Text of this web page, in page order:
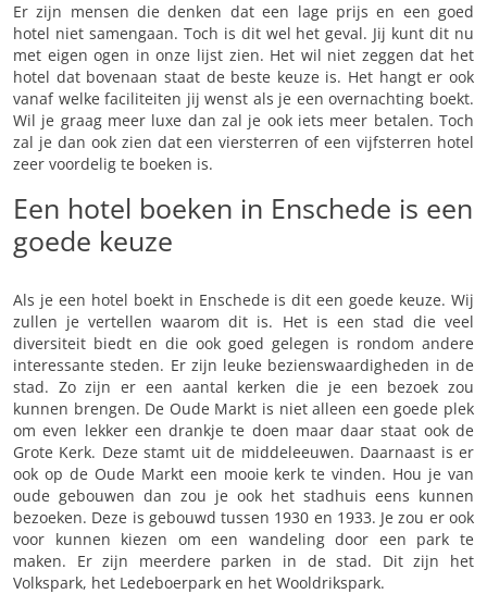
Er zijn mensen die denken dat een lage prijs en een goed
hotel niet samengaan. Toch is dit wel het geval. Jij kunt dit nu
met eigen ogen in onze lijst zien. Het wil niet zeggen dat het
hotel dat bovenaan staat de beste keuze is. Het hangt er ook
vanaf welke faciliteiten jij wenst als je een overnachting boekt.
Wil je graag meer luxe dan zal je ook iets meer betalen. Toch
zal je dan ook zien dat een viersterren of een vijfsterren hotel
zeer voordelig te boeken is.
Een hotel boeken in Enschede is een
goede keuze
Als je een hotel boekt in Enschede is dit een goede keuze. Wij
zullen je vertellen waarom dit is. Het is een stad die veel
diversiteit biedt en die ook goed gelegen is rondom andere
interessante steden. Er zijn leuke bezienswaardigheden in de
stad. Zo zijn er een aantal kerken die je een bezoek zou
kunnen brengen. De Oude Markt is niet alleen een goede plek
om even lekker een drankje te doen maar daar staat ook de
Grote Kerk. Deze stamt uit de middeleeuwen. Daarnaast is er
ook op de Oude Markt een mooie kerk te vinden. Hou je van
oude gebouwen dan zou je ook het stadhuis eens kunnen
bezoeken. Deze is gebouwd tussen 1930 en 1933. Je zou er ook
voor kunnen kiezen om een wandeling door een park te
maken. Er zijn meerdere parken in de stad. Dit zijn het
Volkspark, het Ledeboerpark en het Wooldrikspark.